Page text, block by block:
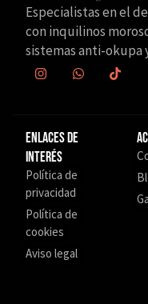
Especialistas en el
con inquilinos
sistemas anti-okupa
Enlaces de
interés
Política de
privacidad
Política de
cookies
Aviso legal